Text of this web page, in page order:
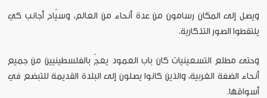
ويصل إلى المكان رسامون من عدة أنحاء من العالم، وسيّاح أجانب كي
يلتقطوا الصور التذكارية.
وحتى مطلع التسعينيات كان باب العمود يعجّ بالفلسطينيين من جميع
أنحاء الضفة الغربية، والذين كانوا يصلون إلى البلدة القديمة للتبضع في
أسواقها.